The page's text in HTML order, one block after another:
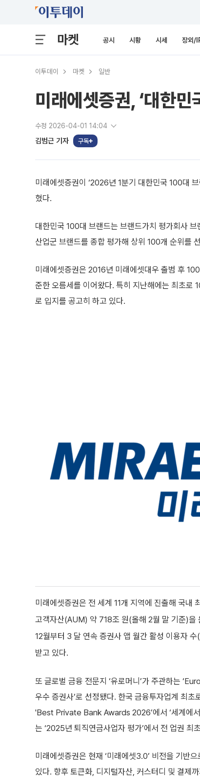
마켓 공시 시황 시세 장외/
이투데이 마켓 일반
미래에셋증권, ‘대한
수정 2026-04-01 14:04
김범근 기자 구독
미래에셋증권이 ‘2026년 1분기 대한민국 100대
혔다.
대한민국 100대 브랜드는 브랜드가치 평가회사
산업군 브랜드를 종합 평가해 상위 100개 순위를
미래에셋증권은 2016년 미래에셋대우 출범 후
준한 오름세를 이어왔다. 특히 지난해에는 최초로
로 입지를 공고히 하고 있다.
미래에셋증권은 전 세계 11개 지역에 진출해 국내
고객자산(AUM) 약 718조 원(올해 2월 말 기준)
12월부터 3 달 연속 증권사 앱 월간 활성 이용자
받고 있다.
또 글로벌 금융 전문지 ‘유로머니’가 주관하는
우수 증권사’로 선정됐다. 한국 금융투자업계 최
'Best Private Bank Awards 2026’에서 ‘세계에
는 ‘2025년 퇴직연금사업자 평가’에서 전 업권
미래에셋증권은 현재 ‘미래에셋3.0’ 비전을 기반
있다. 향후 토큰화, 디지털자산, 커스터디 및 결제